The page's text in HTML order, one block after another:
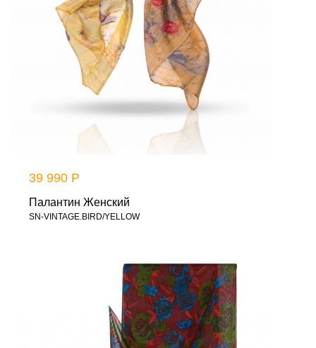
39 990 Р
Палантин Женский
SN-VINTAGE.BIRD/YELLOW